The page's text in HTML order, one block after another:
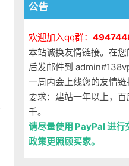
公告
欢迎加入qq群：
本站诚换友情链接。在
后发邮件到
一周内会上线您的友情链
要求：建站一年以上，
千。
请尽量使用 PayPal 进
政策更照顾买家。